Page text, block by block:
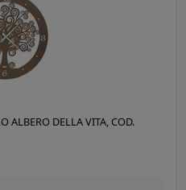
ALBERO DELLA VITA, COD.